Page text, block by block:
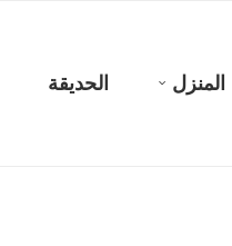
المنزل الحديقة